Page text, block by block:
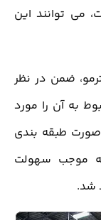
می توانند این
ضمن در نظر
به آن را مورد
صورت طبقه بندی
موجب سهولت
شد.